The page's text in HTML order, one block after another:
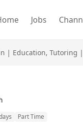
Jobs
| Education, Tutoring |
Part Time